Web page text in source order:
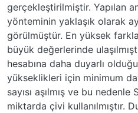
gerçekleştirilmiştir. Yapılan
yönteminin yaklaşık olarak
görülmüştür. En yüksek
büyük değerlerinde
hesabına daha duyarlı
yükseklikleri için minimum
sayısı aşılmış ve bu
miktarda çivi kullanılmıştır.